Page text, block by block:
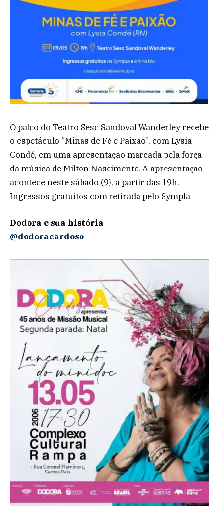
O palco do Teatro Sesc Sandoval Wanderley recebe
o espetáculo “Minas de Fé e Paixão”, com Lysia
Condé, em uma apresentação marcada pela força
da música de Milton Nascimento. A apresentação
acontece neste sábado (9), a partir das 19h.
Ingressos gratuitos com retirada pelo Sympla
Dodora e sua história
@dodoracardoso